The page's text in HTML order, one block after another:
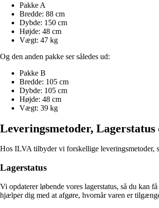
Pakke A
Bredde: 88 cm
Dybde: 150 cm
Højde: 48 cm
Vægt: 47 kg
Og den anden pakke ser således ud:
Pakke B
Bredde: 105 cm
Dybde: 105 cm
Højde: 48 cm
Vægt: 39 kg
Leveringsmetoder,
Hos ILVA tilbyder vi forskellige leveringsmetoder,
Lagerstatus
Vi opdaterer løbende vores lagerstatus, så du kan
hjælper dig med at afgøre, hvornår varen er